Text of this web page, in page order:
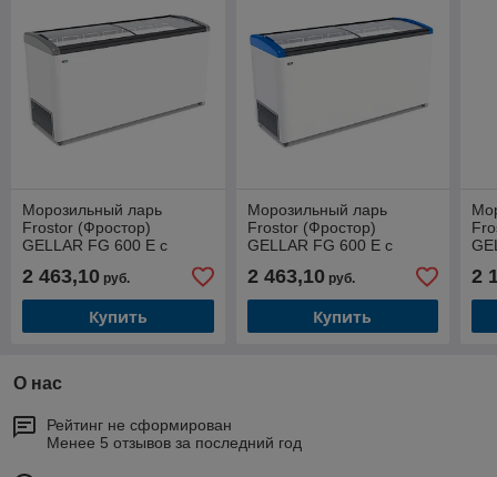
Морозильный ларь
Frostor (Фростор)
GELLAR FG 600 E с
стеклом серый (520 л)
2 463,10 руб.
Купить
Морозильный ларь
Frostor (Фростор)
GELLAR FG 600 E с
стеклом синий (520 л)
2 463,10руб.
Купить
2
О нас
Рейтинг не сформирован
Менее 5 отзывов за последний год